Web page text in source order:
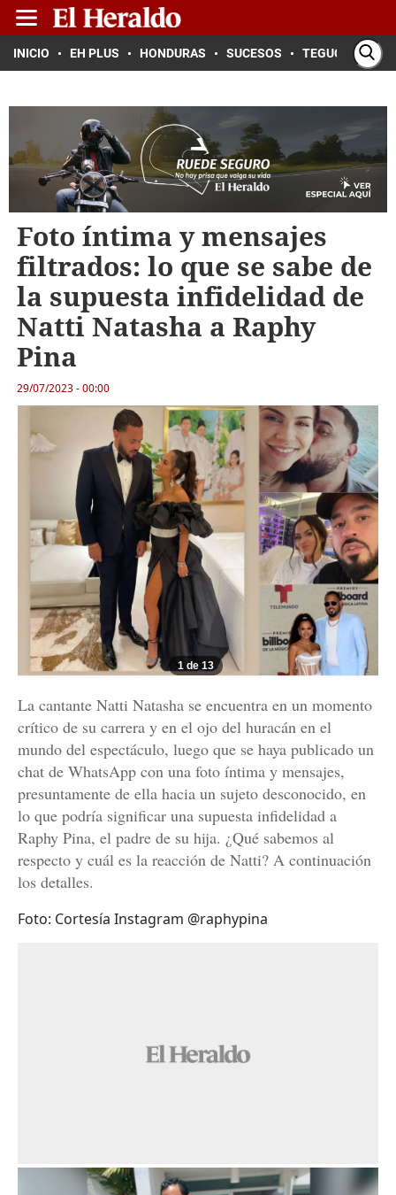
INICIO EH PLUS HONDURAS SUCESOS TEGUCIGALPA
Foto íntima y mensajes
filtrados: lo que se sabe de
la supuesta infidelidad de
Natti Natasha a Raphy
Pina
29/07/2023 - 00:00
1 de 13
La cantante Natti Natasha se encuentra en un momento
crítico de su carrera y en el ojo del huracán en el
mundo del espectáculo, luego que se haya publicado un
chat de WhatsApp con una foto íntima y mensajes,
presuntamente de ella hacia un sujeto desconocido, en
lo que podría significar una supuesta infidelidad a
Raphy Pina, el padre de su hija. ¿Qué sabemos al
respecto y cuál es la reacción de Natti? A continuación
los detalles.
Foto: Cortesía Instagram @raphypina